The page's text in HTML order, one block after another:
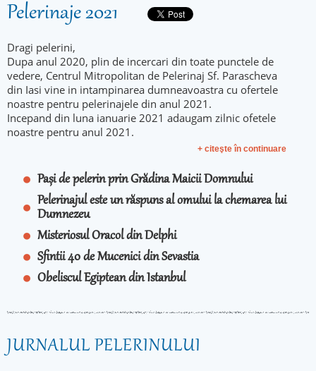
Pelerinaje 2021
Dragi pelerini,
Dupa anul 2020, plin de incercari din toate punctele de
vedere, Centrul Mitropolitan de Pelerinaj Sf. Parascheva
din Iasi vine in intampinarea dumneavoastra cu ofertele
noastre pentru pelerinajele din anul 2021.
Incepand din luna ianuarie 2021 adaugam zilnic ofetele
noastre pentru anul 2021.
+ citeşte în continuare
Pași de pelerin prin Grădina Maicii Domnului
Pelerinajul este un răspuns al omului la chemarea lui
Dumnezeu
Misteriosul Oracol din Delphi
Sfintii 40 de Mucenici din Sevastia
Obeliscul Egiptean din Istanbul
JURNALUL PELERINULUI